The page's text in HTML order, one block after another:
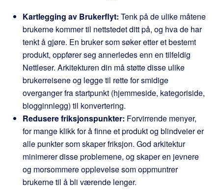
Kartlegging av Brukerflyt: Tenk på de ulike måtene
brukerne kommer til nettstedet ditt på, og hva de har
tenkt å gjøre. En bruker som søker etter et bestemt
produkt, oppfører seg annerledes enn en tilfeldig
Nettleser. Arkitekturen din må støtte disse ulike
brukerreisene og legge til rette for smidige
overganger fra startpunkt (hjemmeside, kategoriside,
blogginnlegg) til konvertering.
Redusere friksjonspunkter: Forvirrende menyer,
for mange klikk for å finne et produkt og blindveier er
alle punkter som skaper friksjon. God arkitektur
minimerer disse problemene, og skaper en jevnere
og morsommere opplevelse som oppmuntrer
brukerne til å bli værende lenger.